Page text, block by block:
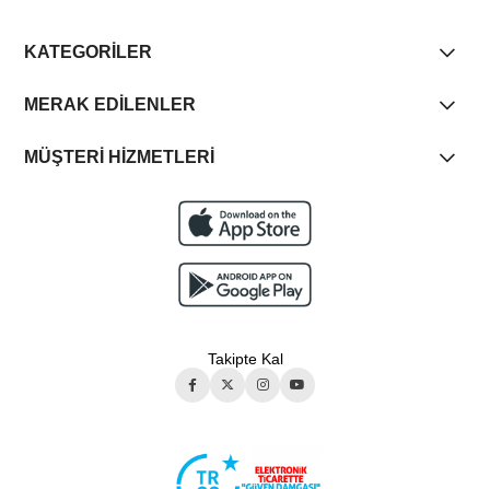
KATEGORİLER
MERAK EDİLENLER
MÜŞTERİ HİZMETLERİ
Takipte Kal